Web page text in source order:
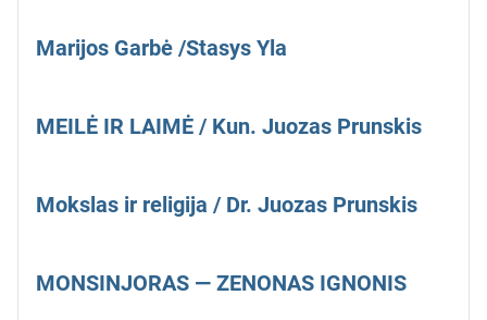
Marijos Garbė /Stasys Yla
MEILĖ IR LAIMĖ / Kun. Juozas Prunskis
Mokslas ir religija / Dr. Juozas Prunskis
MONSINJORAS — ZENONAS IGNONIS